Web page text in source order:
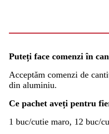
Puteți face comenzi în
Acceptăm comenzi de
din aluminiu.
Ce pachet aveți pentru
1 buc/cutie maro, 12 buc/